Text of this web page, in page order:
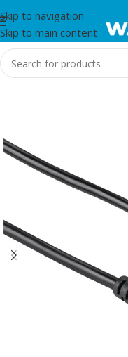
Skip to navigation
Skip to main content
Home/Hama